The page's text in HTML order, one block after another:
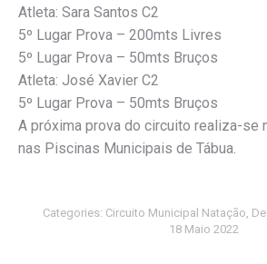
Atleta: Sara Santos C2
5º Lugar Prova – 200mts Livres
5º Lugar Prova – 50mts Bruços
Atleta: José Xavier C2
5º Lugar Prova – 50mts Bruços
A próxima prova do circuito realiza-se
nas Piscinas Municipais de Tábua.
Categories: Circuito Municipal Natação,
18 Maio 2022